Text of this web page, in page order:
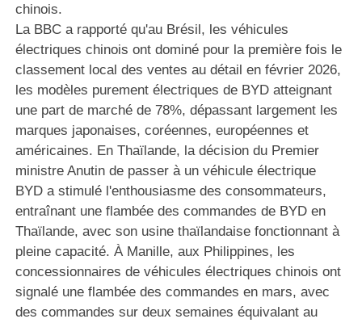
chinois.
La BBC a rapporté qu'au Brésil, les véhicules
électriques chinois ont dominé pour la première fois le
classement local des ventes au détail en février 2026,
les modèles purement électriques de BYD atteignant
une part de marché de 78%, dépassant largement les
marques japonaises, coréennes, européennes et
américaines. En Thaïlande, la décision du Premier
ministre Anutin de passer à un véhicule électrique
BYD a stimulé l'enthousiasme des consommateurs,
entraînant une flambée des commandes de BYD en
Thaïlande, avec son usine thaïlandaise fonctionnant à
pleine capacité. À Manille, aux Philippines, les
concessionnaires de véhicules électriques chinois ont
signalé une flambée des commandes en mars, avec
des commandes sur deux semaines équivalant au